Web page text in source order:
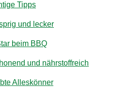
Tipps
und lecker
beim BBQ
und nährstoffreich
Alleskönner